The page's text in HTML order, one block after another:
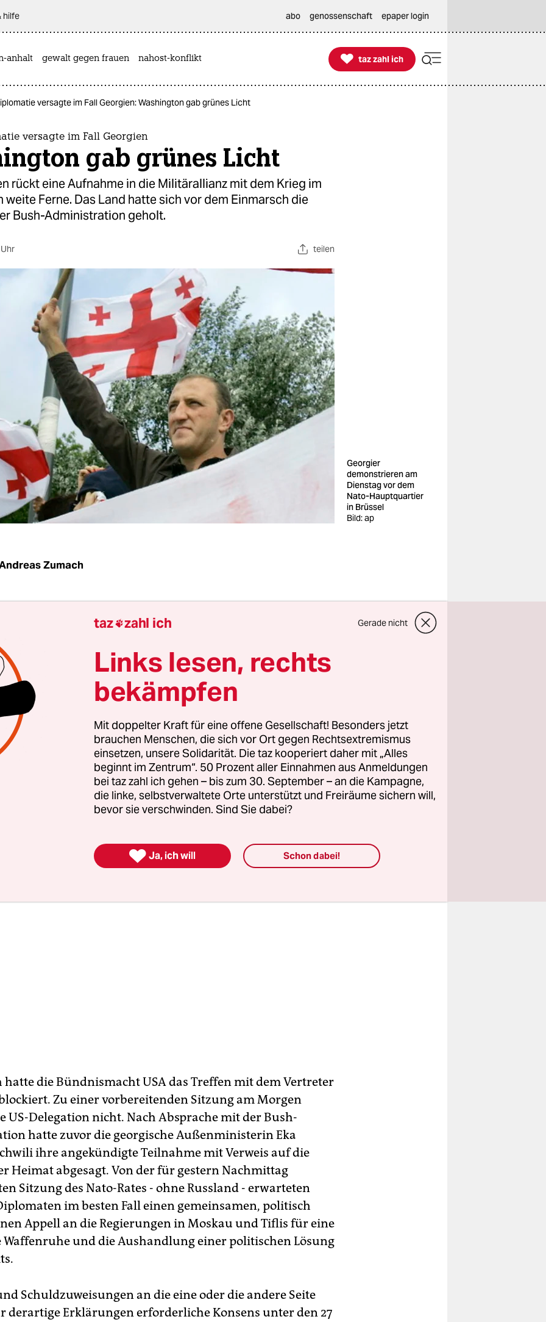
hilfe abo genossenschaft epaper login
anhalt gewalt gegen frauen nahost-konflikt 
taz zahl ich
taz zahl ich
versagte im Fall Georgien: Washington gab grünes Licht
versagte im Fall Georgien
gab grünes Licht
rückt eine Aufnahme in die Militärallianz mit dem Krieg im
weite Ferne. Das Land hatte sich vor dem Einmarsch die
Bush-Administration geholt.
teilen
Georgier
demonstrieren am
Dienstag vor dem
Nato-Hauptquartier
in Brüssel
Bild: ap
Zumach
dem Ende des Kalten Krieges vor knapp 20 Jahren, dem
Warschauer Paktes und der Sowjetunion, propagiert die
Militärallianz der Nato ihre "neue politische Rolle".
die Nato erneut, wie leer diese Formel bis heute
und dass die Allianz der inzwischen 27 Staaten hilflos,
handlungsunfähig ist angesichts des aktuellen heißen
Kaukasus. Die für den späten Vormittag im Brüsseler
der Allianz anberaumte Sitzung des Nato-Russland-
das für die Behandlung des Kaukasus-Konflikts wichtigste
Doch es wurde kurzfristig abgesagt. Grund der
nach Angaben eines Nato-Sprechers nicht näher
hatte die Bündnismacht USA das Treffen mit dem Vertreter
Zu einer vorbereitenden Sitzung am Morgen
US-Delegation nicht. Nach Absprache mit der Bush-
hatte zuvor die georgische Außenministerin Eka
ihre angekündigte Teilnahme mit Verweis auf die
Heimat abgesagt. Von der für gestern Nachmittag
Sitzung des Nato-Rates - ohne Russland - erwarteten
im besten Fall einen gemeinsamen, politisch
Appell an die Regierungen in Moskau und Tiflis für eine
und die Aushandlung einer politischen Lösung
Schuldzuweisungen an die eine oder die andere Seite
derartige Erklärungen erforderliche Konsens unter den 27
taz zahl ich Gerade nicht
Links lesen, rechts
bekämpfen
Mit doppelter Kraft für eine offene Gesellschaft! Besonders jetzt
brauchen Menschen, die sich vor Ort gegen Rechtsextremismus
einsetzen, unsere Solidarität. Die taz kooperiert daher mit „Alles
beginnt im Zentrum“. 50 Prozent aller Einnahmen aus Anmeldungen
bei taz zahl ich gehen – bis zum 30. September – an die Kampagne,
die linke, selbstverwaltete Orte unterstützt und Freiräume sichern will,
bevor sie verschwinden. Sind Sie dabei?
 Ja, ich will Schon dabei!